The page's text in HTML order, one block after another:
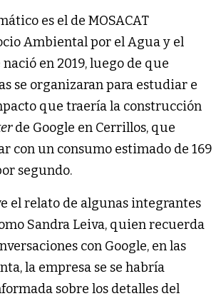
es el de MOSACAT
Ambiental por el Agua y el
en 2019, luego de que
se organizaran para estudiar e
que traería la construcción
de Google en Cerrillos, que
con un consumo estimado de 169
segundo.
el relato de algunas integrantes
Sandra Leiva, quien recuerda
con Google, en las
la empresa se se habría
sobre los detalles del